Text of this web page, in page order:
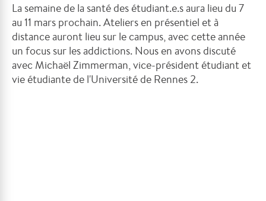
La semaine de la santé des étudiant.e.s aura lieu du 7
au 11 mars prochain. Ateliers en présentiel et à
distance auront lieu sur le campus, avec cette année
un focus sur les addictions. Nous en avons discuté
avec Michaël Zimmerman, vice-président étudiant et
vie étudiante de l'Université de Rennes 2.